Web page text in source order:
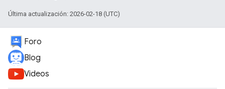
Última actualización: 2026-02-18 (UTC)
Foro
Blog
Videos